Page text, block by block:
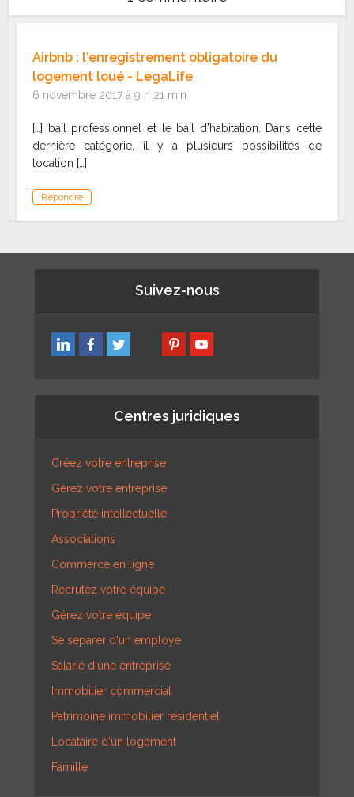
Airbnb : l'enregistrement obligatoire du
logement loué - LegaLife
6 novembre 2017 à 9 h 21 min
[…] bail professionnel et le bail d’habitation. Dans cette
dernière catégorie, il y a plusieurs possibilités de
location […]
Répondre
Suivez-nous
Centres juridiques
Créez votre entreprise
Gérez votre entreprise
Propriété intellectuelle
Associations
Commerce en ligne
Recrutez votre équipe
Gérez votre équipe
Se séparer d'un employé
Salarié d'une entreprise
Immobilier commercial
Patrimoine immobilier résidentiel
Locataire d'un logement
Famille